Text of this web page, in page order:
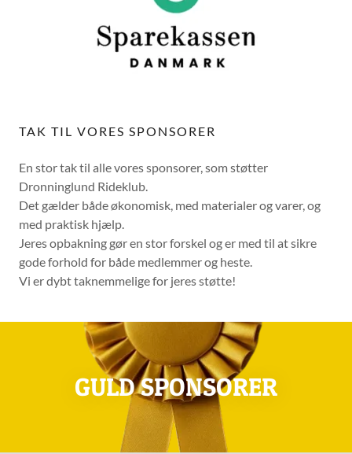
TAK TIL VORES SPONSORER
En stor tak til alle vores sponsorer, som støtter
Dronninglund Rideklub.
Det gælder både økonomisk, med materialer og varer, og
med praktisk hjælp.
Jeres opbakning gør en stor forskel og er med til at sikre
gode forhold for både medlemmer og heste.
Vi er dybt taknemmelige for jeres støtte!
GULD SPONSORER